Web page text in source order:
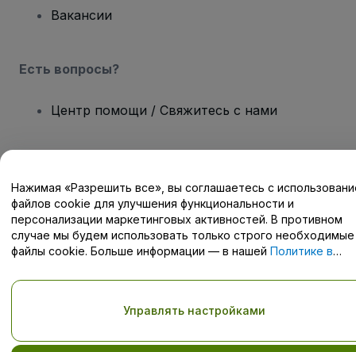
Вакансии
Есть вопросы?
Центр помощи / Свяжитесь с нами
Авторские права © viagogo GmbH 2026 Сведения о компании
Использование данного веб-сайта означает принятие
и положений, а такжеПолитики конфиденциальности,
Политики в отношении файлов cookie, иПолитики
конфиденциальности для мобильных устройств
настройки конфиденциальности
Нажимая «Разрешить все», вы соглашаетесь с
файлов cookie для улучшения функциональности и
персонализации маркетинговых активностей. В противном
случае мы будем использовать только строго необходимые
файлы cookie. Больше информации — в нашей Политике в
Управлять настройками